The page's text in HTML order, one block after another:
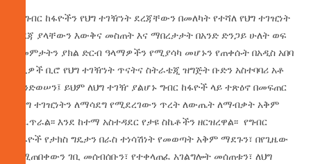
“የግብር ከፋዮችን የህግ ተገዥነት ደረጃቸውን በመለካት የተሻለ የህግ ተገዢነት
ደረጃ ያላቸውን እውቅና መስጠት እና ማበረታታት በአንድ ድንጋይ ሁለት ወፍ
የመምታትን ያክል ድርብ ዓላማዎችን የሚያሳካ መሆኑን የጠቀሱት በአዲስ አበባ
ገቢዎች ቢሮ የህግ ተገዥነት ጥናትና ስትራቴጂ ዝግጅት ቡድን አስተባባሪ አቶ
ወንድወሠን፤ ይህም ለህግ ተገዥ ያልሆኑ ግብር ከፋዮች ላይ ተጽዕኖ በመፍጠር
የህግ ተገዢነትን ለማሳደግ የሚደረገውን ጥረት ለውጤት ለማብቃት አቅም
ይፈጥራል፡፡ እንደ ከተማ አስተዳደር የታዩ ስኬቶችን ዘርዝረዋል፡፡ የግብር
ከፋዮች የታክስ ግዴታን በራስ ተነሳሽነት የመወጣት አቅም ማደጉን፣ በየጊዜው
የሚጠበቀውን ገቢ መሰብሰቡን፣ የተቀላጠፈ አገልግሎት መሰጠቱን፣ ለህግ